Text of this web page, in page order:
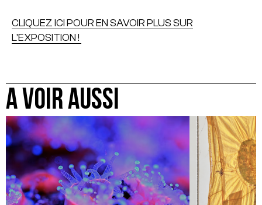
CLIQUEZ ICI POUR EN SAVOIR PLUS SUR
L’EXPOSITION !
A VOIR AUSSI